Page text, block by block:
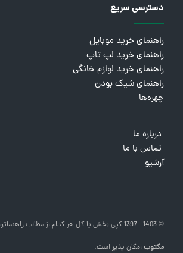
دسترسی سریع
راهنمای خرید موبایل
راهنمای خرید لپ تاپ
راهنمای خرید لوازم خانگی
راهنمای شیک بودن
چهره‌ها
درباره ما
تماس با ما
آرشیو
© 1403 - 1397 کپی بخش یا کل هر کدام از مطالب راهنماتو
مکتوبامکان پذیر است.